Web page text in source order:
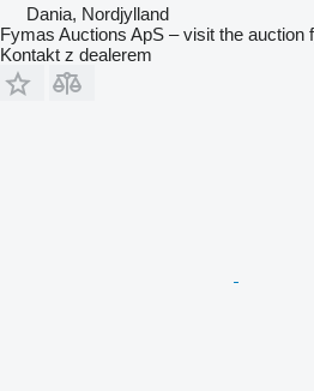
Dania, Nordjylland
Fymas Auctions ApS – visit the auction
Kontakt z dealerem